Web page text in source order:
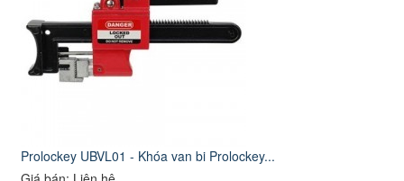
Prolockey UBVL01 - Khóa van bi Prolockey...